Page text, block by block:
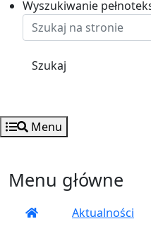
Ustaw rozmiar
Ustaw rozmiar
Wyszukiwanie
Szukaj
Menu
Menu główne
Aktualności